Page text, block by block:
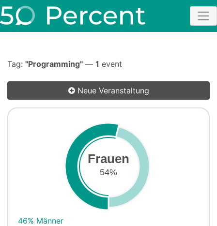
Tag: "Programming" — 1 event
Neue Veranstaltung
Frauen
54%
46% Männer